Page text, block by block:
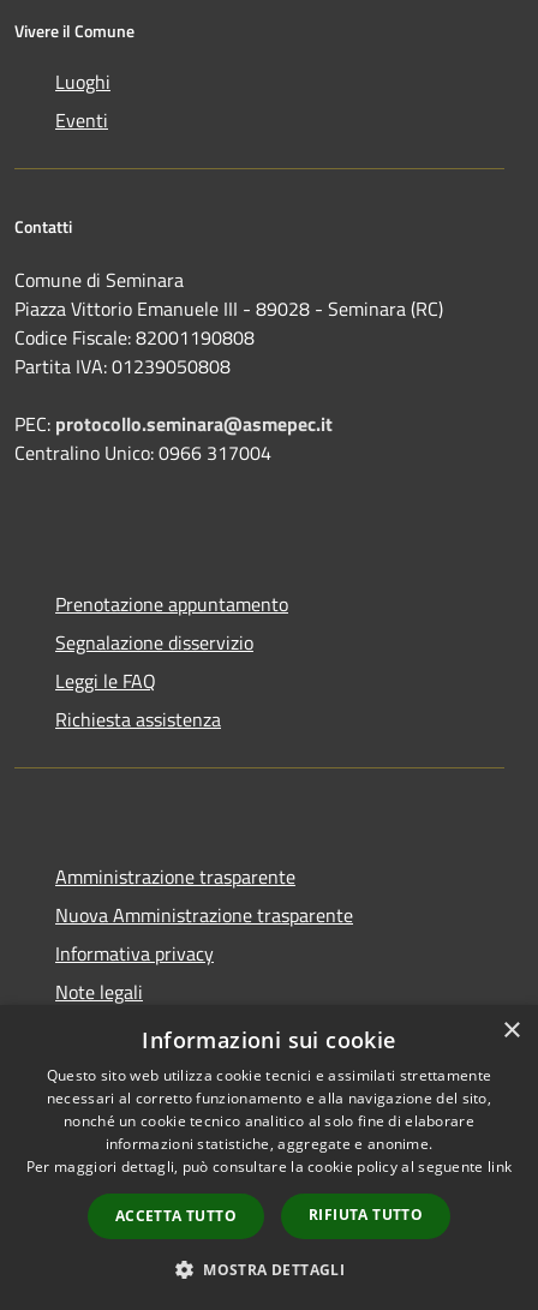
Vivere il Comune
Luoghi
Eventi
Contatti
Comune di Seminara
Piazza Vittorio Emanuele III - 89028 - Seminara (RC)
Codice Fiscale: 82001190808
Partita IVA: 01239050808
PEC: protocollo.seminara@asmepec.it
Centralino Unico: 0966 317004
Prenotazione appuntamento
Segnalazione disservizio
Leggi le FAQ
Richiesta assistenza
Amministrazione trasparente
Nuova Amministrazione trasparente
Informativa privacy
Note legali
Dichiarazione di accessibilità
Accessibilità
Copyright © 2026 • Comune di
Seminara • Powered by
Municipium•
Accesso
redazione
×
Informazioni sui cookie
Questo sito web utilizza cookie tecnici e assimilati strettamente
necessari al corretto funzionamento e alla navigazione del sito,
nonché un cookie tecnico analitico al solo fine di elaborare
informazioni statistiche, aggregate e anonime.
Per maggiori dettagli, può consultare la cookie policy al seguente link
ACCETTA TUTTO RIFIUTA TUTTO
MOSTRA DETTAGLI